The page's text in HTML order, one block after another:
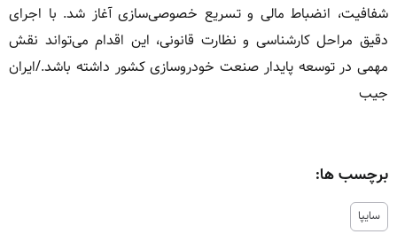
شفافیت، انضباط مالی و تسریع خصوصی‌سازی آغاز شد. با اجرای
دقیق مراحل کارشناسی و نظارت قانونی، این اقدام می‌تواند نقش
مهمی در توسعه پایدار صنعت خودروسازی کشور داشته باشد./ایران
جیب
برچسب ها:
سایپا